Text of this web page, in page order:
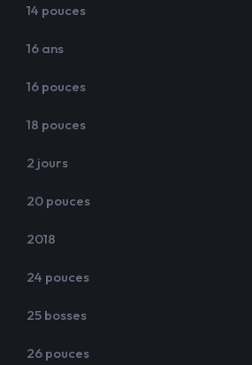
14 pouces
16 ans
16 pouces
18 pouces
2 jours
20 pouces
2018
24 pouces
25 bosses
26 pouces